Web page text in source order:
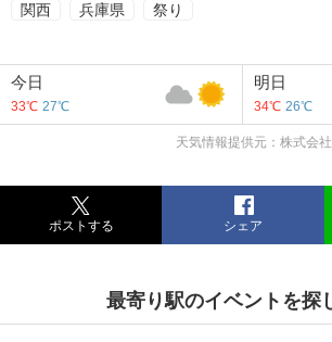
関西 兵庫県 祭り
今日
33℃ 27℃
明日
34℃ 26℃
天気情報提供元：株式会
ポストする シェア
最寄り駅のイベントを探